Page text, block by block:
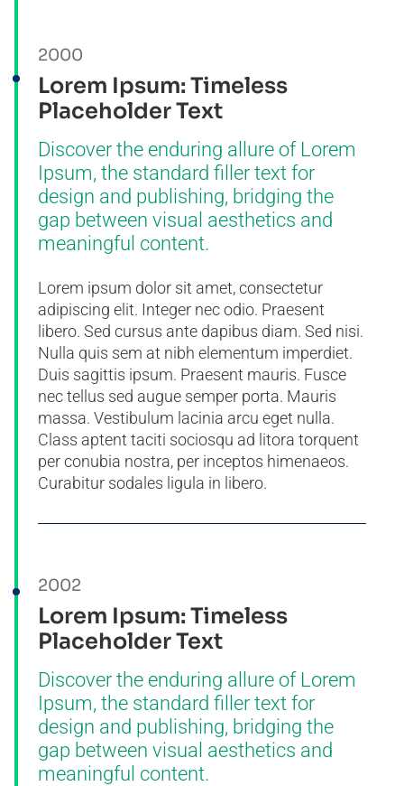
2000
Lorem Ipsum: Timeless
Placeholder Text
Discover the enduring allure of Lorem
Ipsum, the standard filler text for
design and publishing, bridging the
gap between visual aesthetics and
meaningful content.
Lorem ipsum dolor sit amet, consectetur
adipiscing elit. Integer nec odio. Praesent
libero. Sed cursus ante dapibus diam. Sed nisi.
Nulla quis sem at nibh elementum imperdiet.
Duis sagittis ipsum. Praesent mauris. Fusce
nec tellus sed augue semper porta. Mauris
massa. Vestibulum lacinia arcu eget nulla.
Class aptent taciti sociosqu ad litora torquent
per conubia nostra, per inceptos himenaeos.
Curabitur sodales ligula in libero.
2002
Lorem Ipsum: Timeless
Placeholder Text
Discover the enduring allure of Lorem
Ipsum, the standard filler text for
design and publishing, bridging the
gap between visual aesthetics and
meaningful content.